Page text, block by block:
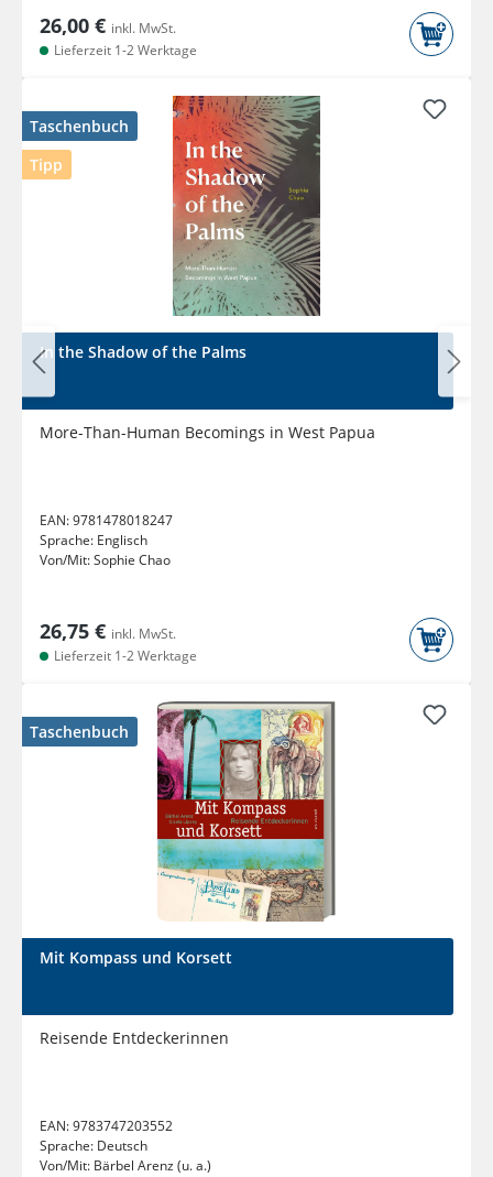
26,00 € inkl. MwSt.
Lieferzeit 1-2 Werktage
Taschenbuch
Tipp
In the Shadow of the Palms
More-Than-Human Becomings in West Papua
EAN:9781478018247
Sprache: Englisch
Von/Mit:Sophie Chao
26,75 € inkl. MwSt.
Lieferzeit 1-2 Werktage
Taschenbuch
Mit Kompass und Korsett
Reisende Entdeckerinnen
EAN:9783747203552
Sprache: Deutsch
Von/Mit: Bärbel Arenz (u. a.)